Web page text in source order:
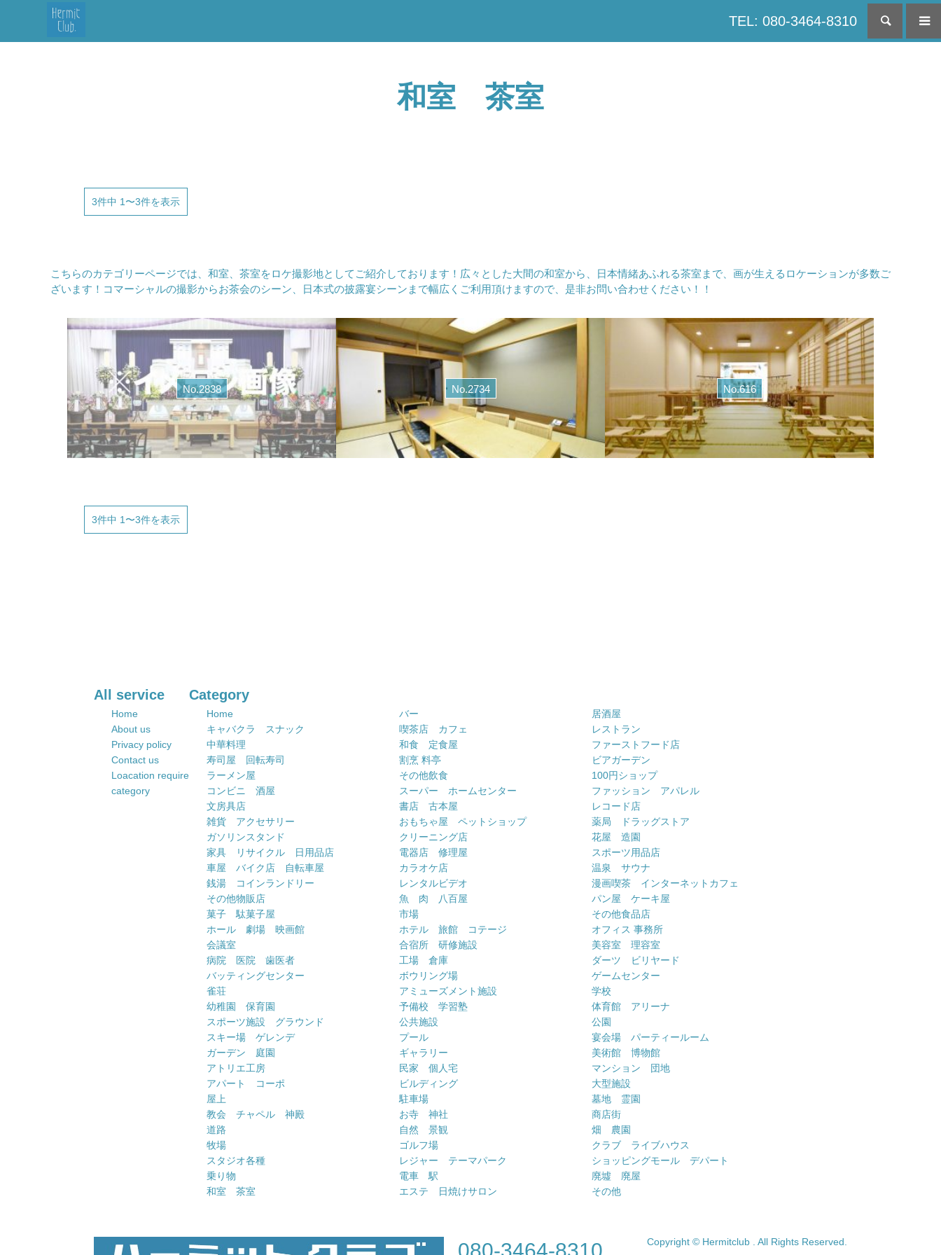
TEL: 080-3464-8310 検索
和室 茶室
3件中 1〜3件を表示
こちらのカテゴリーページでは、和室、茶室をロケ撮影地としてご紹介しております！広々とした大間の和室から、日本情緒あふれる茶室まで、画が生えるロケーションが多数ご
ざいます！コマーシャルの撮影からお茶会のシーン、日本式の披露宴シーンまで幅広くご利用頂けますので、是非お問い合わせください！！
No.2838 No.2734 No.616
3件中 1〜3件を表示
All service
Home
About us
Privacy policy
Contact us
Loacation require
category
Category
Home バー
居酒屋
キャバクラ スナック
喫茶店 カフェ
レストラン
中華料理
和食 定食屋
ファーストフード店
寿司屋 回転寿司
割烹 料亭
ビアガーデン
ラーメン屋
その他飲食
100円ショップ
コンビニ 酒屋
スーパー ホームセンター
ファッション アパレル
文房具店
書店 古本屋
レコード店
雑貨 アクセサリー
おもちゃ屋 ペットショップ
薬局 ドラッグストア
ガソリンスタンド
クリーニング店
花屋 造園
家具 リサイクル 日用品店
電器店 修理屋
スポーツ用品店
車屋 バイク店 自転車屋
カラオケ店
温泉 サウナ
銭湯 コインランドリー
レンタルビデオ
漫画喫茶 インターネットカフェ
その他物販店
魚 肉 八百屋
パン屋 ケーキ屋
菓子 駄菓子屋
市場
その他食品店
ホール 劇場 映画館
ホテル 旅館 コテージ
オフィス 事務所
会議室
合宿所 研修施設
美容室 理容室
病院 医院 歯医者
工場 倉庫
ダーツ ビリヤード
バッティングセンター
ボウリング場
ゲームセンター
雀荘
アミューズメント施設
学校
幼稚園 保育園
予備校 学習塾
体育館 アリーナ
スポーツ施設 グラウンド
公共施設
公園
スキー場 ゲレンデ
プール
宴会場 パーティールーム
ガーデン 庭園
ギャラリー
美術館 博物館
アトリエ工房
民家 個人宅
マンション 団地
アパート コーポ
ビルディング
大型施設
屋上
駐車場
墓地 霊園
教会 チャペル 神殿
お寺 神社
商店街
道路
自然 景観
畑 農園
牧場
ゴルフ場
クラブ ライブハウス
スタジオ各種
レジャー テーマパーク
ショッピングモール デパート
乗り物
電車 駅
廃墟 廃屋
和室 茶室
エステ 日焼けサロン その他
080-3464-8310 Copyright © Hermitclub . All Rights Reserved.